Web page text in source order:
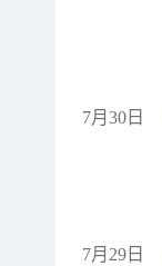
7月30日
7月29日